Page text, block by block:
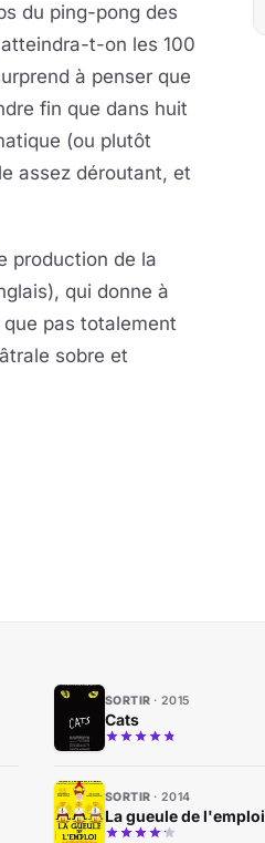
du ping-pong des
t-on les 100
à penser que
fin que dans huit
(ou plutôt
assez déroutant, et
production de la
qui donne à
pas totalement
sobre et
SORTIR 2015
Cats
SORTIR 2014
La gueule de l'emploi